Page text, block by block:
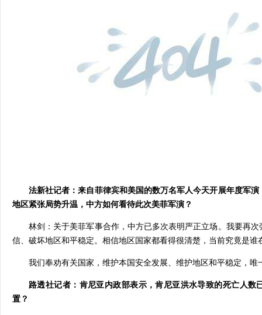
法新社记者：来自菲律宾和美国的数万名军人今天开展年度军
地区紧张局势升温，中方如何看待此次美菲军演？
林剑：关于美菲军事合作，中方已多次表明严正立场。我要再
信、破坏地区和平稳定。相信地区国家都看得很清楚，当前究竟是
我们奉劝有关国家，维护本国安全发展、维护地区和平稳定，
路透社记者：肯尼亚内政部表示，肯尼亚洪水导致的死亡人
置？